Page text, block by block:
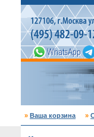
» Ваша корзина »